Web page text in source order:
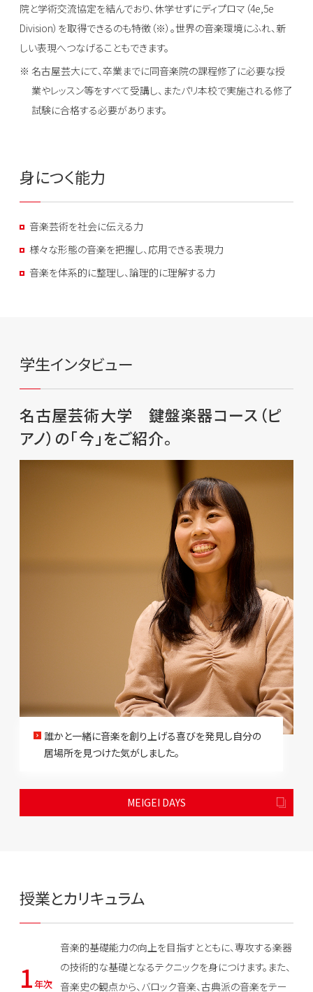
院と学術交流協定を結んでおり、休学せずにディプロマ（4e,5e
Division）を取得できるのも特徴（※）。世界の音楽環境にふれ、新
しい表現へつなげることもできます。
名古屋芸大にて、卒業までに同音楽院の課程修了に必要な授
業やレッスン等をすべて受講し、またパリ本校で実施される修了
試験に合格する必要があります。
身につく能力
音楽芸術を社会に伝える力
様々な形態の音楽を把握し、応用できる表現力
音楽を体系的に整理し、論理的に理解する力
学生インタビュー
名古屋芸術大学 鍵盤楽器コース（ピ
アノ）の「今」をご紹介。
誰かと一緒に音楽を創り上げる喜びを発見し自分の
居場所を見つけた気がしました。
MEIGEI DAYS
授業とカリキュラム
1年次
音楽的基礎能力の向上を目指すとともに、専攻する楽器
の技術的な基礎となるテクニックを身につけます。また、
音楽史の観点から、バロック音楽、古典派の音楽をテー